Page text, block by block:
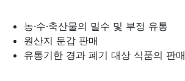
농·수·축산물의 밀수 및 부정 유통
원산지 둔갑 판매
유통기한 경과 폐기 대상 식품의 판매